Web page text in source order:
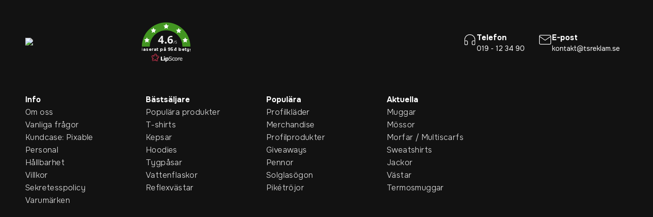
4.6/5
Baserat på 954 betyg
Telefon
019 - 12 34 90
E-post
kontakt@tsreklam.se
Info
Om oss
Vanliga frågor
Kundcase: Pixable
Personal
Hållbarhet
Villkor
Sekretesspolicy
Varumärken
Bästsäljare
Populära produkter
T-shirts
Kepsar
Hoodies
Tygpåsar
Vattenflaskor
Reflexvästar
Populära
Profilkläder
Merchandise
Profilprodukter
Giveaways
Pennor
Solglasögon
Pikétröjor
Aktuella
Muggar
Mössor
Morfar / Multiscarfs
Sweatshirts
Jackor
Västar
Termosmuggar